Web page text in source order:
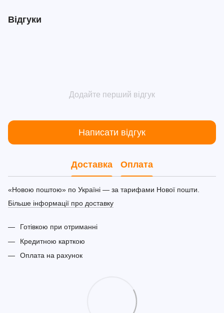
Відгуки
Додайте перший відгук
Написати відгук
Доставка Оплата
«Новою поштою» по Україні — за тарифами Нової пошти.
Більше інформації про доставку
Готівкою при отриманні
Кредитною карткою
Оплата на рахунок